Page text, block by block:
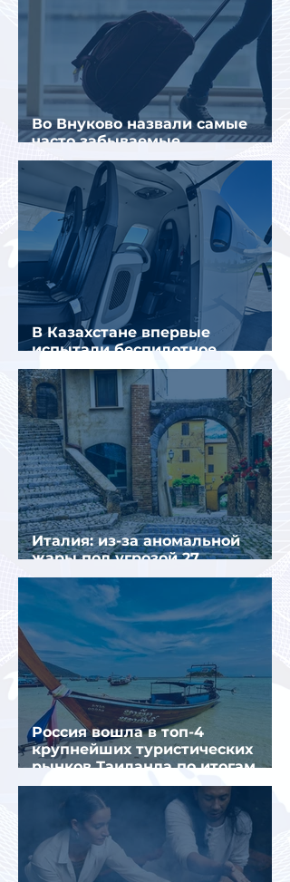
Во Внуково назвали самые
часто забываемые
пассажирами вещи
В Казахстане впервые
испытали беспилотное
аэротакси с пассажирами
Италия: из-за аномальной
жары под угрозой 27
крупнейших городов
Россия вошла в топ-4
крупнейших туристических
рынков Таиланда по итогам
семи месяцев 2026 года